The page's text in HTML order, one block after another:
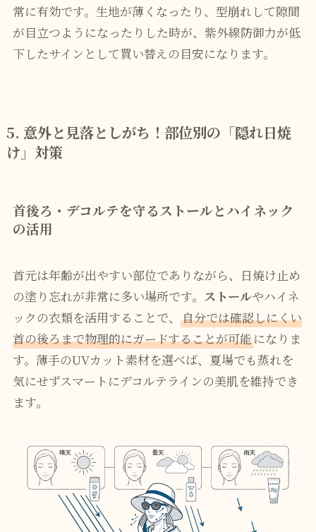
常に有効です。生地が薄くなったり、型崩れして隙間
が目立つようになったりした時が、紫外線防御力が低
下したサインとして買い替えの目安になります。
5. 意外と見落としがち！部位別の「隠れ日焼
け」対策
首後ろ・デコルテを守るストールとハイネック
の活用
首元は年齢が出やすい部位でありながら、日焼け止め
の塗り忘れが非常に多い場所です。 ストールやハイネ
ックの衣類を活用することで、 自分では確認しにくい
首の後ろまで物理的にガードすることが可能になりま
す。薄手のUVカット素材を選べば、夏場でも蒸れを
気にせずスマートにデコルテラインの美肌を維持でき
ます。